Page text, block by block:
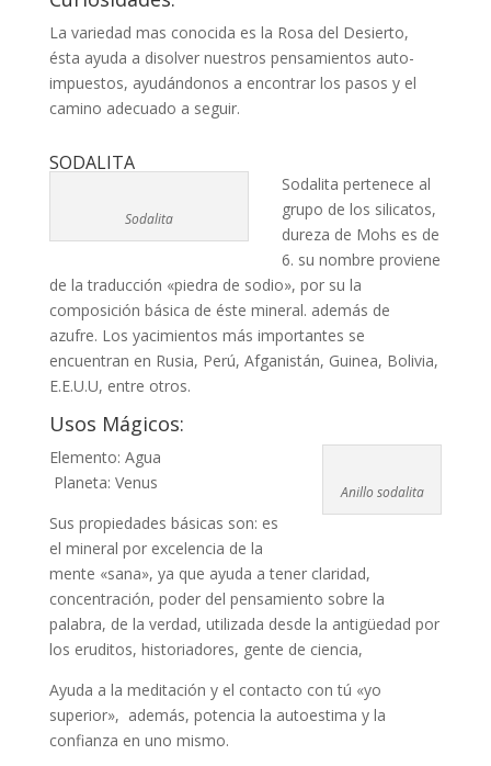
La variedad mas conocida es la Rosa del Desierto,
ésta ayuda a disolver nuestros pensamientos auto-
impuestos, ayudándonos a encontrar los pasos y el
camino adecuado a seguir.
SODALITA
Sodalita
Sodalita pertenece al
grupo de los silicatos,
dureza de Mohs es de
6. su nombre proviene
de la traducción «piedra de sodio», por su la
composición básica de éste mineral. además de
azufre. Los yacimientos más importantes se
encuentran en Rusia, Perú, Afganistán, Guinea, Bolivia,
E.E.U.U, entre otros.
Usos Mágicos:
Anillo sodalita
Elemento: Agua
Planeta: Venus
Sus propiedades básicas son: es
el mineral por excelencia de la
mente «sana», ya que ayuda a tener claridad,
concentración, poder del pensamiento sobre la
palabra, de la verdad, utilizada desde la antigüedad por
los eruditos, historiadores, gente de ciencia,
Ayuda a la meditación y el contacto con tú «yo
superior», además, potencia la autoestima y la
confianza en uno mismo.